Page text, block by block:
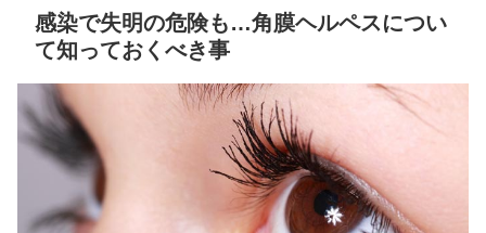
感染で失明の危険も…角膜ヘルペスについ
て知っておくべき事